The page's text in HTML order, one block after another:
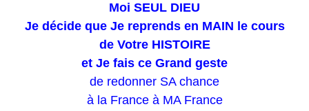
Moi SEUL DIEU
Je décide que Je reprends en MAIN le cours
de Votre HISTOIRE
et Je fais ce Grand geste
de redonner SA chance
à la France à MA France